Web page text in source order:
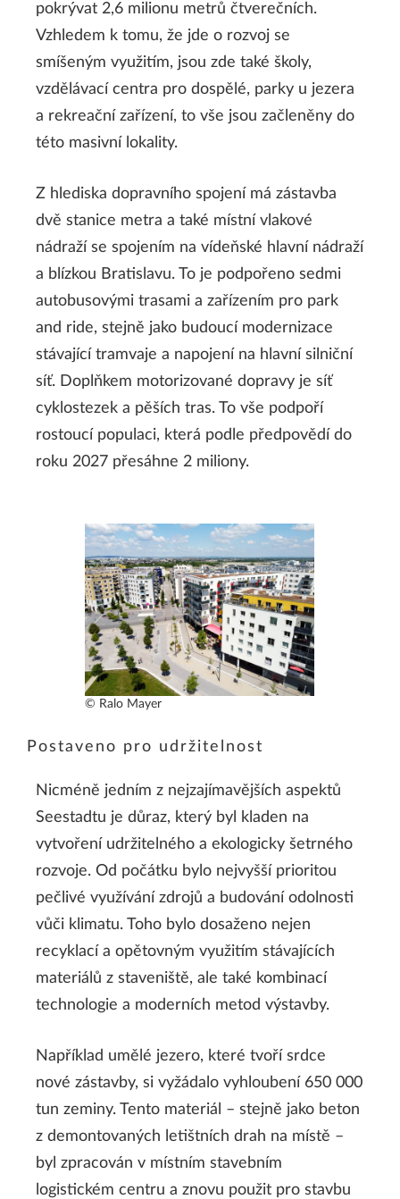
pokrývat 2,6 milionu metrů čtverečních.
Vzhledem k tomu, že jde o rozvoj se
smíšeným využitím, jsou zde také školy,
vzdělávací centra pro dospělé, parky u jezera
a rekreační zařízení, to vše jsou začleněny do
této masivní lokality.
Z hlediska dopravního spojení má zástavba
dvě stanice metra a také místní vlakové
nádraží se spojením na vídeňské hlavní nádraží
a blízkou Bratislavu. To je podpořeno sedmi
autobusovými trasami a zařízením pro park
and ride, stejně jako budoucí modernizace
stávající tramvaje a napojení na hlavní silniční
síť. Doplňkem motorizované dopravy je síť
cyklostezek a pěších tras. To vše podpoří
rostoucí populaci, která podle předpovědí do
roku 2027 přesáhne 2 miliony.
© Ralo Mayer
Postaveno pro udržitelnost
Nicméně jedním z nejzajímavějších aspektů
Seestadtu je důraz, který byl kladen na
vytvoření udržitelného a ekologicky šetrného
rozvoje. Od počátku bylo nejvyšší prioritou
pečlivé využívání zdrojů a budování odolnosti
vůči klimatu. Toho bylo dosaženo nejen
recyklací a opětovným využitím stávajících
materiálů z staveniště, ale také kombinací
technologie a moderních metod výstavby.
Například umělé jezero, které tvoří srdce
nové zástavby, si vyžádalo vyhloubení 650 000
tun zeminy. Tento materiál – stejně jako beton
z demontovaných letištních drah na místě –
byl zpracován v místním stavebním
logistickém centru a znovu použit pro stavbu